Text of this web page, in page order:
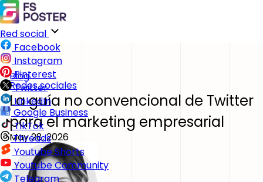
Red social
Facebook
Instagram
Pinterest
Twitter
LinkedIn
Google Business
TikTok
Threads
Youtube Shorts
Youtube Community
Telegram
Blog
Redes sociales
La guía no convencional de Twitter
para el marketing empresarial
May 28, 2026